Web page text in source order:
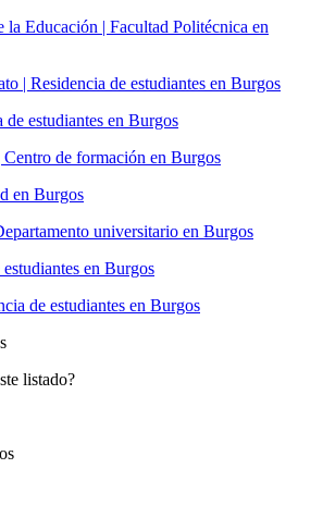
la Educación | Facultad Politécnica en
| Residencia de estudiantes en Burgos
estudiantes en Burgos
de formación en Burgos
en Burgos
universitario en Burgos
en Burgos
de estudiantes en Burgos
listado?